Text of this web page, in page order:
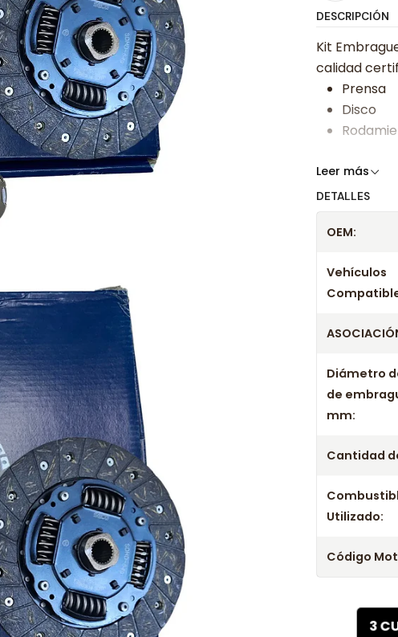
DESCRIPCIÓN
Kit
calidad
Prensa
Disco
Somos
Años
Kit
Kit
Kit
Leer más
DETALLES
OEM:
Vehículos
Diámetro
de
mm:
Cantidad
Utilizado:
Código
3